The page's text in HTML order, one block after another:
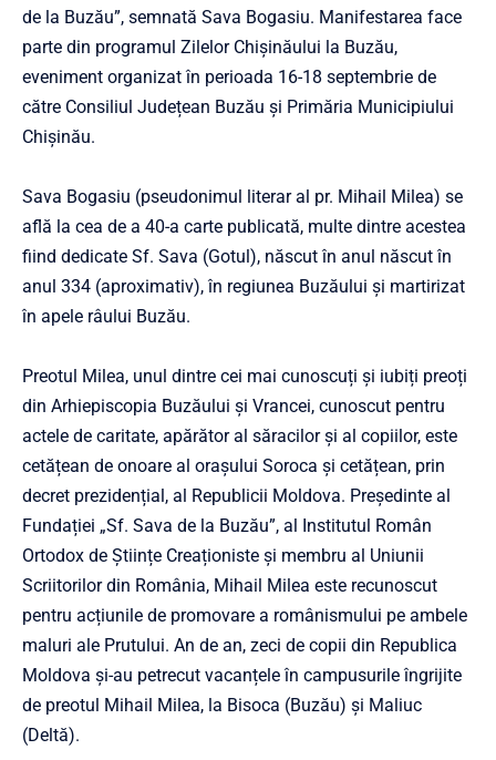
de la Buzău”, semnată Sava Bogasiu. Manifestarea face
parte din programul Zilelor Chișinăului la Buzău,
eveniment organizat în perioada 16-18 septembrie de
către Consiliul Județean Buzău și Primăria Municipiului
Chișinău.
Sava Bogasiu (pseudonimul literar al pr. Mihail Milea) se
află la cea de a 40-a carte publicată, multe dintre acestea
fiind dedicate Sf. Sava (Gotul), născut în anul născut în
anul 334 (aproximativ), în regiunea Buzăului și martirizat
în apele râului Buzău.
Preotul Milea, unul dintre cei mai cunoscuți și iubiți preoți
din Arhiepiscopia Buzăului și Vrancei, cunoscut pentru
actele de caritate, apărător al săracilor și al copiilor, este
cetățean de onoare al orașului Soroca și cetățean, prin
decret prezidențial, al Republicii Moldova. Președinte al
Fundației „Sf. Sava de la Buzău”, al Institutul Român
Ortodox de Științe Creaționiste și membru al Uniunii
Scriitorilor din România, Mihail Milea este recunoscut
pentru acțiunile de promovare a românismului pe ambele
maluri ale Prutului. An de an, zeci de copii din Republica
Moldova și-au petrecut vacanțele în campusurile îngrijite
de preotul Mihail Milea, la Bisoca (Buzău) și Maliuc
(Deltă).